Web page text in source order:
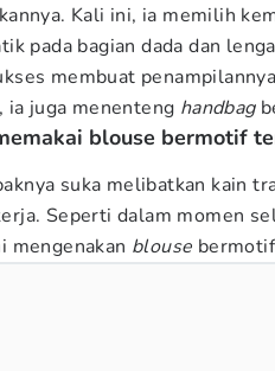
Kali ini, ia memilih
pada bagian dada dan
membuat
ia juga menenteng handbag
blouse bermotif
suka melibatkan kain
Seperti dalam momen
mengenakan blouse